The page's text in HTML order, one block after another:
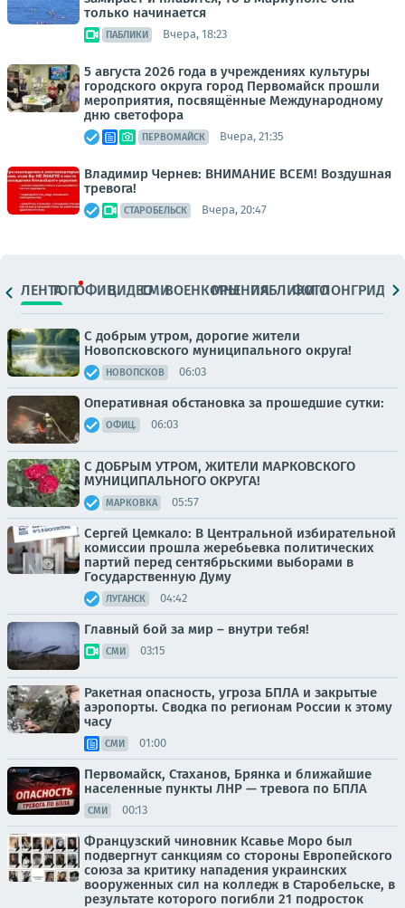
только начинается
ПАБЛИКИ Вчера, 18:23
5 августа 2026 года в учреждениях культуры
городского округа город Первомайск прошли
мероприятия, посвящённые Международному
дню светофора
ПЕРВОМАЙСК Вчера, 21:35
Владимир Чернев: ВНИМАНИЕ ВСЕМ! Воздушная
тревога!
СТАРОБЕЛЬСК Вчера, 20:47
ЛЕНТАТОПОФИЦ.ВИДЕОСМИВОЕНКОРЫМНЕНИЯПАБЛИКИ
ФОТОЛОНГРИДЫ
С добрым утром, дорогие жители
Новопсковского муниципального округа!
НОВОПСКОВ 06:03
Оперативная обстановка за прошедшие сутки:
ОФИЦ. 06:03
С ДОБРЫМ УТРОМ, ЖИТЕЛИ МАРКОВСКОГО
МУНИЦИПАЛЬНОГО ОКРУГА!
МАРКОВКА 05:57
Сергей Цемкало: В Центральной избирательной
комиссии прошла жеребьевка политических
партий перед сентябрьскими выборами в
Государственную Думу
ЛУГАНСК 04:42
Главный бой за мир – внутри тебя!
СМИ 03:15
Ракетная опасность, угроза БПЛА и закрытые
аэропорты. Сводка по регионам России к этому
часу
СМИ 01:00
Первомайск, Стаханов, Брянка и ближайшие
населенные пункты ЛНР — тревога по БПЛА
СМИ 00:13
Французский чиновник Ксавье Моро был
подвергнут санкциям со стороны Европейского
союза за критику нападения украинских
вооруженных сил на колледж в Старобельске, в
результате которого погибли 21 подросток